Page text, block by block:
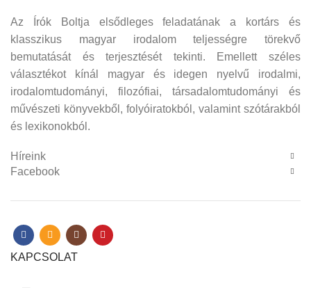
Az Írók Boltja elsődleges feladatának a kortárs és
klasszikus magyar irodalom teljességre törekvő
bemutatását és terjesztését tekinti. Emellett széles
választékot kínál magyar és idegen nyelvű irodalmi,
irodalomtudományi, filozófiai, társadalomtudományi és
művészeti könyvekből, folyóiratokból, valamint szótárakból
és lexikonokból.
Híreink
Facebook
KAPCSOLAT